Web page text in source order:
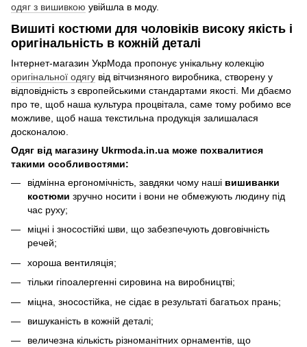
одяг з вишивкою увійшла в моду.
Вишиті костюми для чоловіків високу якість і
оригінальність в кожній деталі
Інтернет-магазин УкрМода пропонує унікальну колекцію
оригінальної одягу від вітчизняного виробника, створену у
відповідність з європейськими стандартами якості. Ми дбаємо
про те, щоб наша культура процвітала, саме тому робимо все
можливе, щоб наша текстильна продукція залишалася
досконалою.
Одяг від магазину Ukrmoda.in.ua може похвалитися
такими особливостями:
відмінна ергономічність, завдяки чому наші вишиванки
костюми зручно носити і вони не обмежують людину під
час руху;
міцні і зносостійкі шви, що забезпечують довговічність
речей;
хороша вентиляція;
тільки гіпоалергенні сировина на виробництві;
міцна, зносостійка, не сідає в результаті багатьох прань;
вишуканість в кожній деталі;
величезна кількість різноманітних орнаментів, що